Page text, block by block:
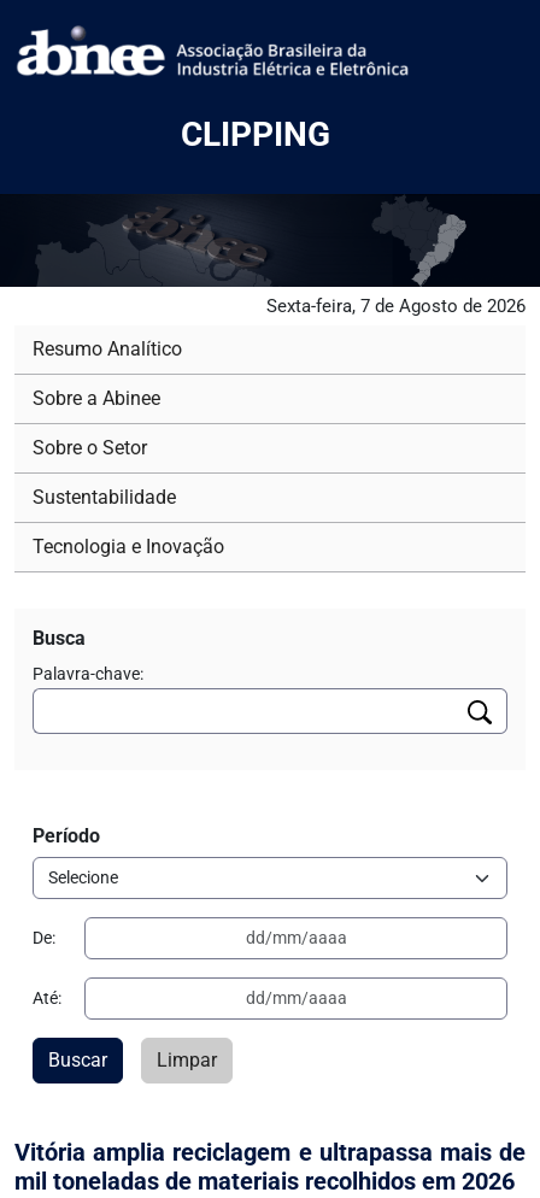
CLIPPING
Sexta-feira, 7 de Agosto de 2026
Vitória amplia reciclagem e ultrapassa mais de
mil toneladas de materiais recolhidos em 2026
Resumo Analítico
Sobre a Abinee
Sobre o Setor
Sustentabilidade
Tecnologia e Inovação
Busca
Palavra-chave:
Período
De:
Até:
Buscar Limpar